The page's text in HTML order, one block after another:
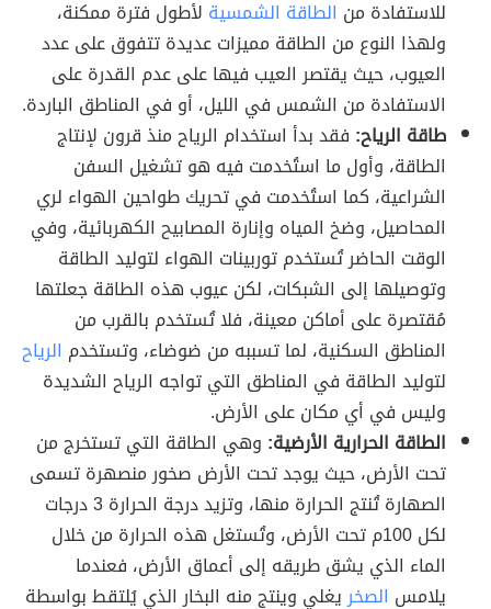
للاستفادة من الطاقة الشمسية لأطول فترة ممكنة،
ولهذا النوع من الطاقة مميزات عديدة تتفوق على عدد
العيوب، حيث يقتصر العيب فيها على عدم القدرة على
الاستفادة من الشمس في الليل، أو في المناطق الباردة.
طاقة الرياح: فقد بدأ استخدام الرياح منذ قرون لإنتاج
الطاقة، وأول ما استُخدمت فيه هو تشغيل السفن
الشراعية، كما استُخدمت في تحريك طواحين الهواء لري
المحاصيل، وضخ المياه وإنارة المصابيح الكهربائية، وفي
الوقت الحاضر تُستخدم توربينات الهواء لتوليد الطاقة
وتوصيلها إلى الشبكات، لكن عيوب هذه الطاقة جعلتها
مُقتصرة على أماكن معينة، فلا تُستخدم بالقرب من
المناطق السكنية، لما تسببه من ضوضاء، وتستخدم الرياح
لتوليد الطاقة في المناطق التي تواجه الرياح الشديدة
وليس في أي مكان على الأرض.
الطاقة الحرارية الأرضية: وهي الطاقة التي تستخرج من
تحت الأرض، حيث يوجد تحت الأرض صخور منصهرة تسمى
الصهارة تُنتج الحرارة منها، وتزيد درجة الحرارة 3 درجات
لكل 100م تحت الأرض، وتُستغل هذه الحرارة من خلال
الماء الذي يشق طريقه إلى أعماق الأرض، فعندما
يلامس الصخريغلي وينتج منه البخار الذي يُلتقط بواسطة